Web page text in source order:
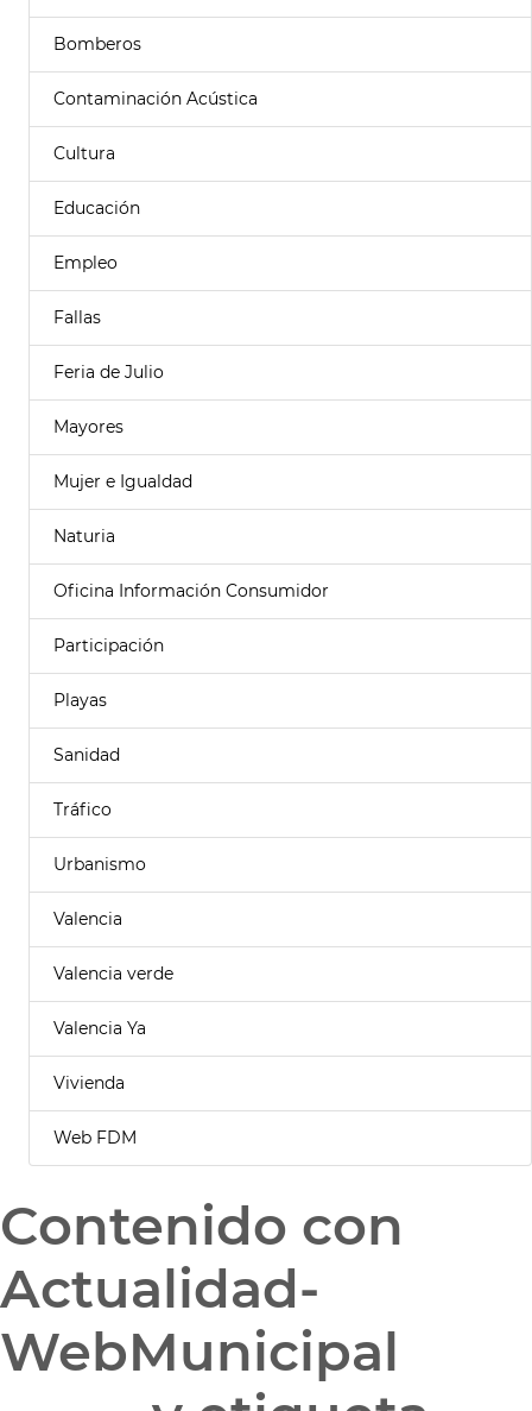
Bomberos
Contaminación Acústica
Cultura
Educación
Empleo
Fallas
Feria de Julio
Mayores
Mujer e Igualdad
Naturia
Oficina Información Consumidor
Participación
Playas
Sanidad
Tráfico
Urbanismo
Valencia
Valencia verde
Valencia Ya
Vivienda
Web FDM
Contenido con
Actualidad-
WebMunicipal